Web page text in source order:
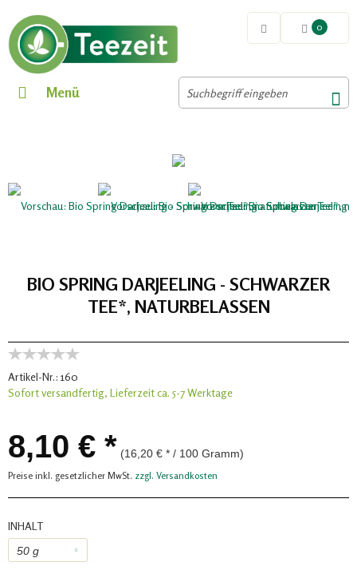
0
Menü
BIO SPRING DARJEELING - SCHWARZER
TEE*, NATURBELASSEN
Artikel-Nr.: 160
Sofort versandfertig, Lieferzeit ca. 5-7 Werktage
8,10 € * (16,20 € * / 100 Gramm)
Preise inkl. gesetzlicher MwSt. zzgl. Versandkosten
INHALT